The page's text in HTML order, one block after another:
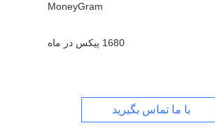
MoneyGram
1680 پيكس در ماه
با ما تماس بگیرید